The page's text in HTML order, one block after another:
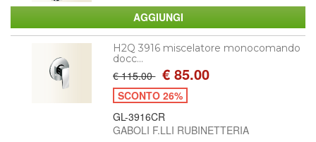
H2Q 3916 miscelatore monocomando
docc...
€ 115.00 € 85.00
SCONTO 26%
GL-3916CR
GABOLI F.LLI RUBINETTERIA